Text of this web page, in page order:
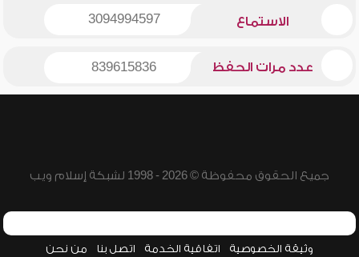
الاستماع 3094994597
عدد مرات الحفظ 839615836
جميع الحقوق محفوظة © 2026 - 1998 لشبكة إسلام ويب
وثيقة الخصوصية اتفاقية الخدمة اتصل بنا من نحن